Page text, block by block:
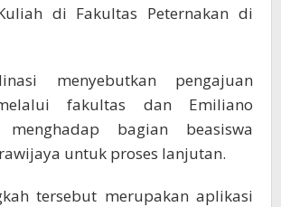
di Fakultas Peternakan di
menyebutkan pengajuan
fakultas dan Emiliano
menghadap bagian beasiswa
untuk proses lanjutan.
tersebut merupakan aplikasi